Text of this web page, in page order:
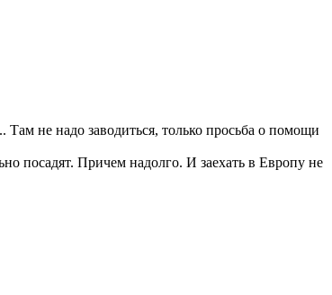
не надо заводиться, только просьба о помощи
посадят. Причем надолго. И заехать в Европу не